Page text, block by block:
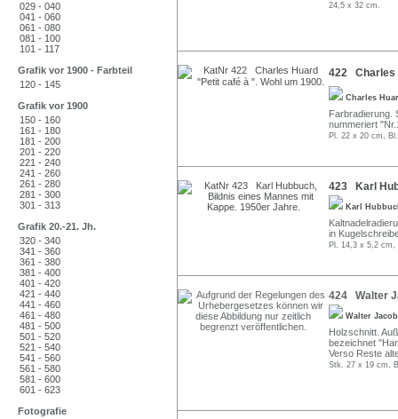
029 - 040
041 - 060
061 - 080
081 - 100
101 - 117
Grafik vor 1900 - Farbteil
120 - 145
Grafik vor 1900
150 - 160
161 - 180
181 - 200
201 - 220
221 - 240
241 - 260
261 - 280
281 - 300
301 - 313
Grafik 20.-21. Jh.
320 - 340
341 - 360
361 - 380
381 - 400
401 - 420
421 - 440
441 - 460
461 - 480
481 - 500
501 - 520
521 - 540
541 - 560
561 - 580
581 - 600
601 - 623
Fotografie
24,5 x 32 cm.
422 Charles
Charles
Farbradierung.
nummeriert
Pl. 22 x 20 cm,
423 Karl
Karl
in
Pl. 14,3 x 5,2
424 Walter
Walter
Holzschnitt.
bezeichnet
Verso Reste
Stk. 27 x 19 cm,